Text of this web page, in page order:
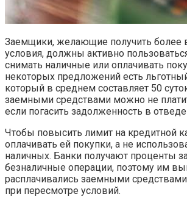
Заемщики, желающие получить более
условия, должны активно
снимать наличные или оплачивать
некоторых предложений есть
который в среднем составляет 50
заемными средствами можно не
если погасить задолженность в
Чтобы повысить лимит на кредитной
оплачивать ей покупки, а не
наличных. Банки получают проценты
безналичные операции, поэтому им
расплачивались заемными
при пересмотре условий.